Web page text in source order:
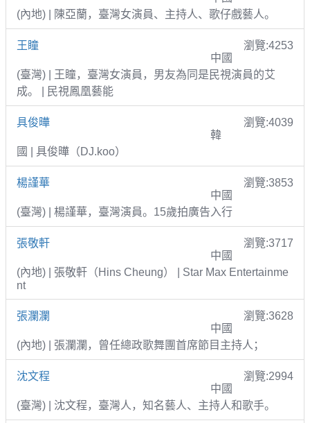
(內地) | 陳亞蘭，臺灣女演員、主持人、歌仔戲藝人。
王瞳
瀏覽:4253
中國
(臺灣) | 王瞳，臺灣女演員，男友為同是民視演員的艾
成。 | 民視鳳凰藝能
具俊曄
瀏覽:4039
韓
國 | 具俊曄（DJ.koo）
楊謹華
瀏覽:3853
中國
(臺灣) | 楊謹華，臺灣演員。15歲拍廣告入行
張敬軒
瀏覽:3717
中國
(內地) | 張敬軒（Hins Cheung） | Star Max Entertainme
nt
張瀾瀾
瀏覽:3628
中國
(內地) | 張瀾瀾，曾任總政歌舞團首席節目主持人；
沈文程
瀏覽:2994
中國
(臺灣) | 沈文程，臺灣人，知名藝人、主持人和歌手。